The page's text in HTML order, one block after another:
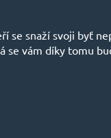
se snaží svoji byť
se vám díky tomu